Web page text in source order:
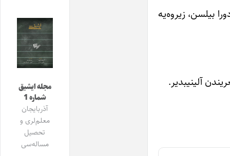
بیلسن، زیروه‌یه
آلینیبدیر.
مجله ایشیق
شماره 1
آذربایجان
معلم‌لری و
تحصیل
مساله‌سی